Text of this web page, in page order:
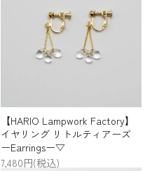
【HARIO Lampwork Factory】
イヤリング リトルティアーズ
ーEarringsー▽
7,480円(税込)